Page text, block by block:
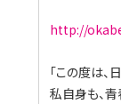
http://
「この度は、
私自身も、